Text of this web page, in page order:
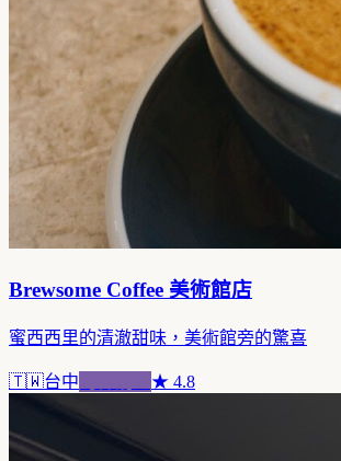
Brewsome Coffee 美術館店
蜜西西里的清澈甜味，美術館旁的驚喜
🇹🇼台中 ★ 4.8